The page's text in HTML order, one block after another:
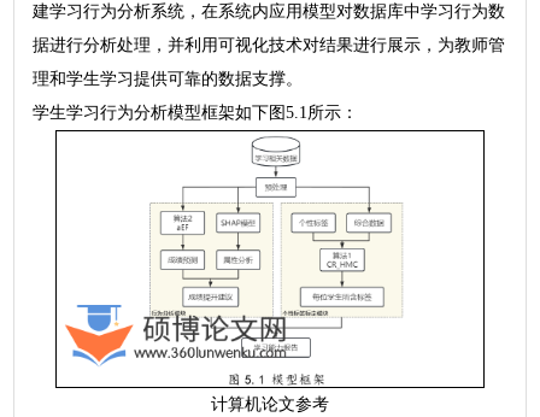
建学习行为分析系统，在系统内应用模型对数据库中学习行为数
据进行分析处理，并利用可视化技术对结果进行展示，为教师管
理和学生学习提供可靠的数据支撑。
学生学习行为分析模型框架如下图5.1所示：
计算机论文参考